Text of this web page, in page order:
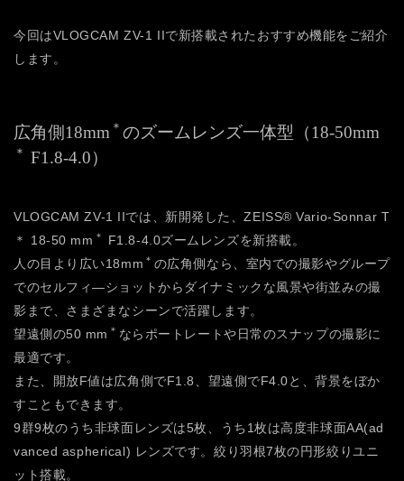
今回はVLOGCAM ZV-1 IIで新搭載されたおすすめ機能をご紹介
します。
広角側18mm ＊ のズームレンズ一体型（18-50mm
＊ F1.8-4.0）
VLOGCAM ZV-1 IIでは、新開発した、ZEISS® Vario-Sonnar T
＊ 18-50 mm ＊
F1.8-4.0ズームレンズを新搭載。
人の目より広い18mm ＊ の広角側なら、室内での撮影やグループ
でのセルフィ―ショットからダイナミックな風景や街並みの撮
影まで、さまざまなシーンで活躍します。
望遠側の50 mm ＊ ならポートレートや日常のスナップの撮影に
最適です。
また、開放F値は広角側でF1.8、望遠側でF4.0と、背景をぼか
すこともできます。
9群9枚のうち非球面レンズは5枚、うち1枚は高度非球面AA(ad
vanced aspherical) レンズです。絞り羽根7枚の円形絞りユニ
ット搭載。